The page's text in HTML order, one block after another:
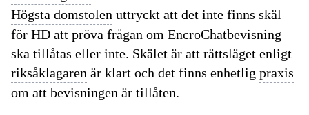
Högsta domstolen uttryckt att det inte finns skäl
för HD att pröva frågan om EncroChatbevisning
ska tillåtas eller inte. Skälet är att rättsläget enligt
riksåklagaren är klart och det finns enhetlig praxis
om att bevisningen är tillåten.